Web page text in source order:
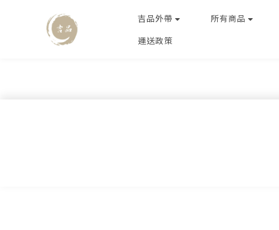
吉品外帶 所有商品
運送政策